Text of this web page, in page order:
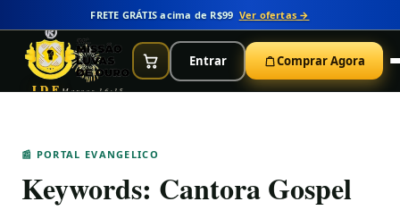
FRETE GRÁTIS acima de R$99 Ver ofertas →
IDEMarcos 16:15
Entrar Comprar Agora
📰 PORTAL EVANGELICO
Keywords: Cantora Gospel